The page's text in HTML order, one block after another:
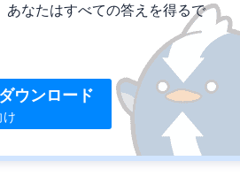
あなたはすべての答えを得るで
ウンロード
け